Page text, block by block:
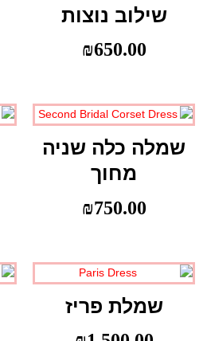
שילוב נוצות
₪650.00
שמלה כלה שניה
מחוך
₪750.00
שמלת פריז